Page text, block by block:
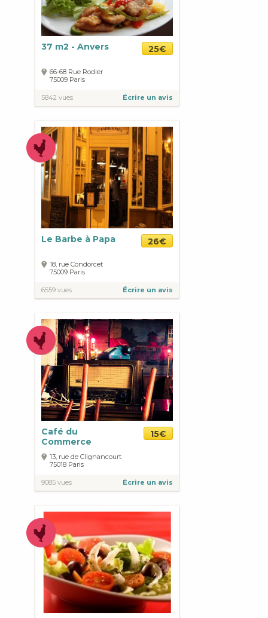
37 m2 - Anvers 25€
66-68 Rue Rodier
75009 Paris
5842 vues Écrire un avis
Le Barbe à Papa 26€
18, rue Condorcet
75009 Paris
6559 vues Écrire un avis
Café du
Commerce
15€
13, rue de Clignancourt
75018 Paris
9085 vues Écrire un avis